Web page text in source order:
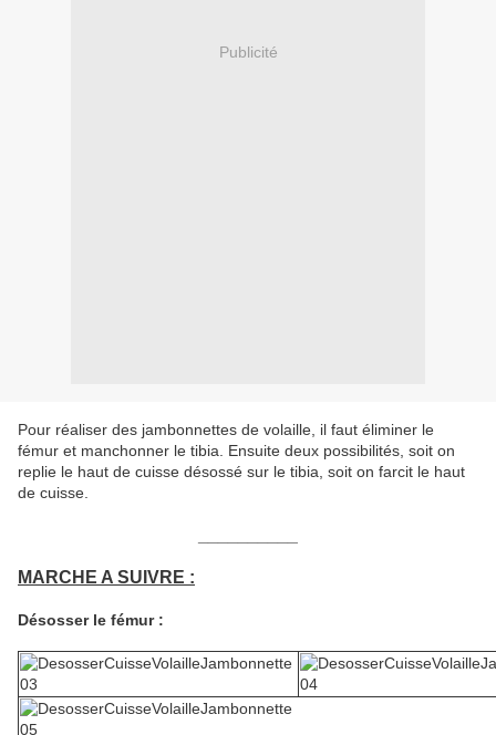
Publicité
Pour réaliser des jambonnettes de volaille, il faut éliminer le
fémur et manchonner le tibia. Ensuite deux possibilités, soit on
replie le haut de cuisse désossé sur le tibia, soit on farcit le haut
de cuisse.
MARCHE A SUIVRE :
Désosser le fémur :